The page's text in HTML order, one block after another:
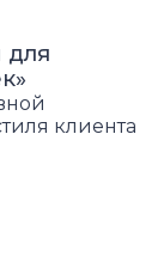
для
клиента